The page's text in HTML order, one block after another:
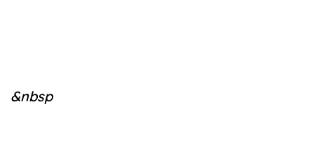
&nbsp